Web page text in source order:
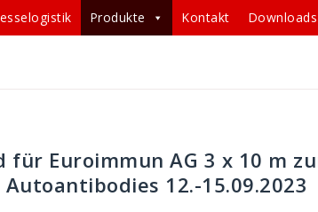
Produkte Kontakt Downloads
für Euroimmun AG 3 x 10 m
12.-15.09.2023